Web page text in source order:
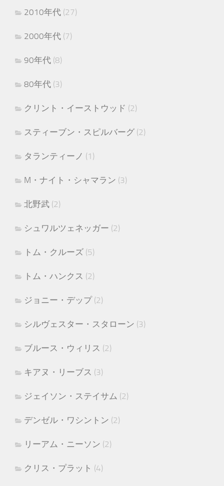
2010年代 (27)
2000年代 (7)
90年代 (8)
80年代 (3)
クリント・イーストウッド (2)
スティーブン・スピルバーグ (2)
タランティーノ (1)
M・ナイト・シャマラン (3)
北野武 (2)
シュワルツェネッガー (2)
トム・クルーズ (5)
トム・ハンクス (2)
ジョニー・デップ(2)
シルヴェスター・スタローン (3)
ブルース・ウィリス (2)
キアヌ・リーブス (3)
ジェイソン・ステイサム (2)
デンゼル・ワシントン (2)
リーアム・ニーソン (2)
クリス・プラット (4)